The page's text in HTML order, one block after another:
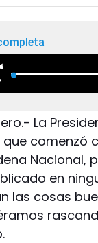
La
comenzó
Nacional,
en
las cosas